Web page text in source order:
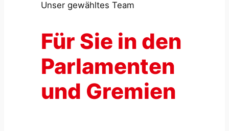
Unser gewähltes Team
Für Sie in den
Parlamenten
und Gremien